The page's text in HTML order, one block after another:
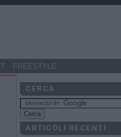
FREESTYLE
CERCA
ARTICOLI RECENTI